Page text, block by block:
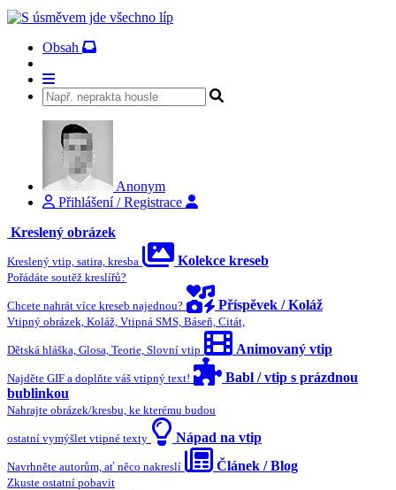
Obsah
Anonym
Přihlášení / Registrace
Kreslený obrázek
Kreslený vtip, satira, kresba Kolekce kreseb
Pořádáte soutěž kreslířů?
Chcete nahrát více kreseb najednou? Příspěvek / Koláž
Vtipný obrázek, Koláž, Vtipná SMS, Báseň, Citát,
Dětská hláška, Glosa, Teorie, Slovní vtip Animovaný vtip
Najděte GIF a doplňte váš vtipný text!
Babl / vtip s prázdnou
bublinkou
Nahrajte obrázek/kresbu, ke kterému budou
ostatní vymýšlet vtipné texty Nápad na vtip
Navrhněte autorům, ať něco nakreslí Článek / Blog
Zkuste ostatní pobavit